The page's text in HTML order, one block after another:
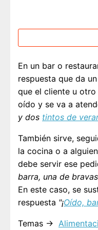
En un bar o
respuesta que da
que el cliente u otro
oído y se va a
y dos tintos de
También sirve,
la cocina o a
debe servir ese
barra, una de
En este caso, se
respuesta "¡Oído,
Temas →